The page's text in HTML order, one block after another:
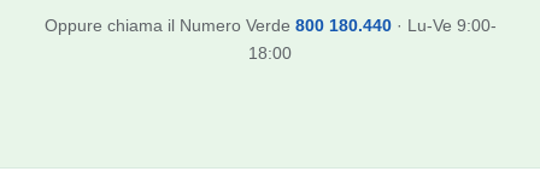
Oppure chiama il Numero Verde 800 180.440· Lu-Ve 9:00-
18:00